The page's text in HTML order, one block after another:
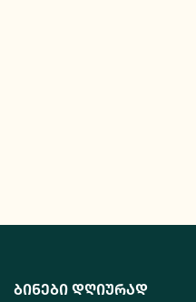
ბინები დღიურად